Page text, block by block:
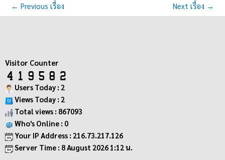
← Previous เรื่อง Next เรื่อง →
Visitor Counter
Users Today : 2
Views Today : 2
Total views : 867093
Who's Online : 0
Your IP Address : 216.73.217.126
Server Time : 8 August 2026 1:12 น.